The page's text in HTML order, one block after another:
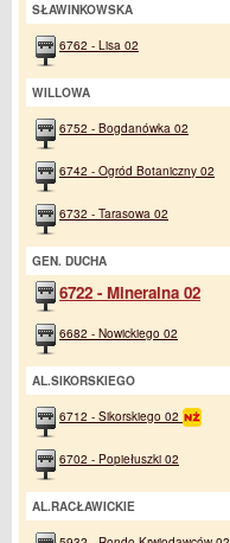
SŁAWINKOWSKA
6762 - Lisa 02
WILLOWA
6752 - Bogdanówka 02
6742 - Ogród Botaniczny 02
6732 - Tarasowa 02
GEN. DUCHA
6722 - Mineralna 02
6682 - Nowickiego 02
AL.SIKORSKIEGO
6712 - Sikorskiego 02
6702 - Popiełuszki 02
AL.RACŁAWICKIE